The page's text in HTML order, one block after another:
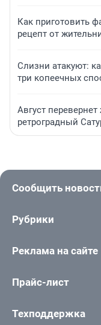
Как приготовить
рецепт от
Слизни атакуют:
три копеечных
Август
ретроградный
Сообщить
Рубрики
Реклама на сайте
Прайс-лист
Техподдержка